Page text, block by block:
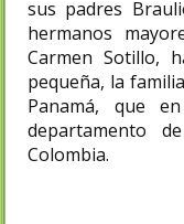
sus padres
hermanos
Carmen Sotillo,
pequeña, la
Panamá, que
departamento
Colombia.